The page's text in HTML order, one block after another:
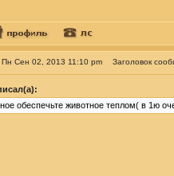
Сен 02, 2013 11:10 pm Заголовок
обеспечьте животное теплом( в 1ю